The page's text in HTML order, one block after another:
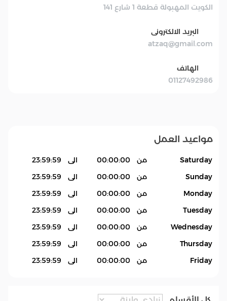
الكويت المهبولة قطعة 1 شارع 141
البريد الالكترونى
atzaq@gmail.com
الهاتف
01127492986
مواعيد العمل
Saturday من 00:00:00 الى
23:59:59
Sunday
من 00:00:00 الى
23:59:59
Monday
من 00:00:00 الى
23:59:59
Tuesday
من 00:00:00 الى
23:59:59
Wednesday
من 00:00:00 الى
23:59:59
Thursday
من 00:00:00 الى
23:59:59
Friday
من 00:00:00 الى 23:59:59